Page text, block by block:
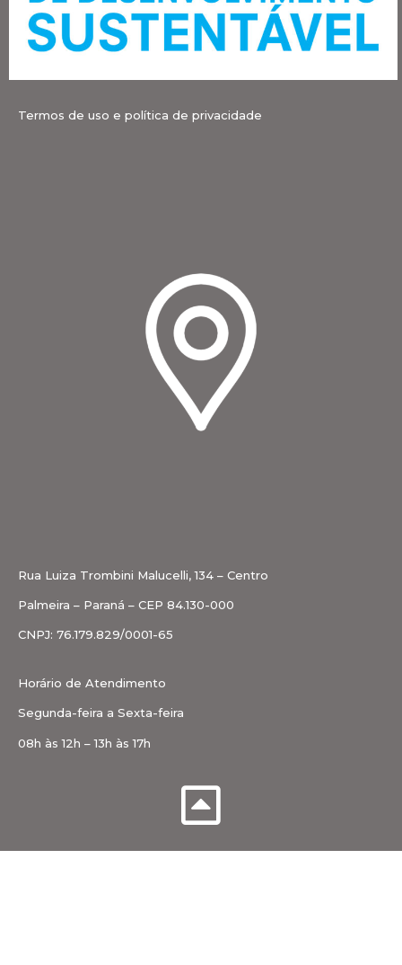
Termos de uso e política de privacidade
Rua Luiza Trombini Malucelli, 134 – Centro
Palmeira – Paraná – CEP 84.130-000
CNPJ: 76.179.829/0001-65
Horário de Atendimento
Segunda-feira a Sexta-feira
08h às 12h – 13h às 17h